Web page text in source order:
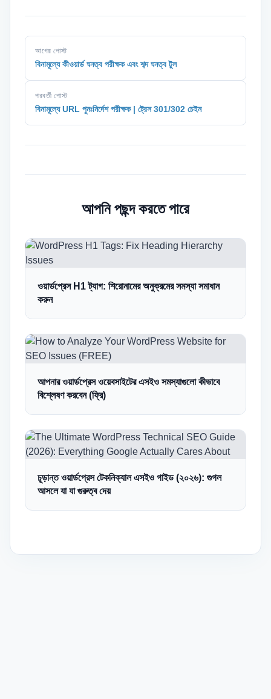
আগের পোস্ট
বিনামূল্যে কীওয়ার্ড ঘনত্ব পরীক্ষক এবং শব্দ ঘনত্ব টুল
পরবর্তী পোস্ট
বিনামূল্যে URL পুনঃনির্দেশ পরীক্ষক | ট্রেস 301/302 চেইন
আপনি পছন্দ করতে পারে
ওয়ার্ডপ্রেস H1 ট্যাগ: শিরোনামের অনুক্রমের সমস্যা সমাধান
করুন
আপনার ওয়ার্ডপ্রেস ওয়েবসাইটের এসইও সমস্যাগুলো কীভাবে
বিশ্লেষণ করবেন (ফ্রি)
চূড়ান্ত ওয়ার্ডপ্রেস টেকনিক্যাল এসইও গাইড (২০২৬): গুগল
আসলে যা যা গুরুত্ব দেয়